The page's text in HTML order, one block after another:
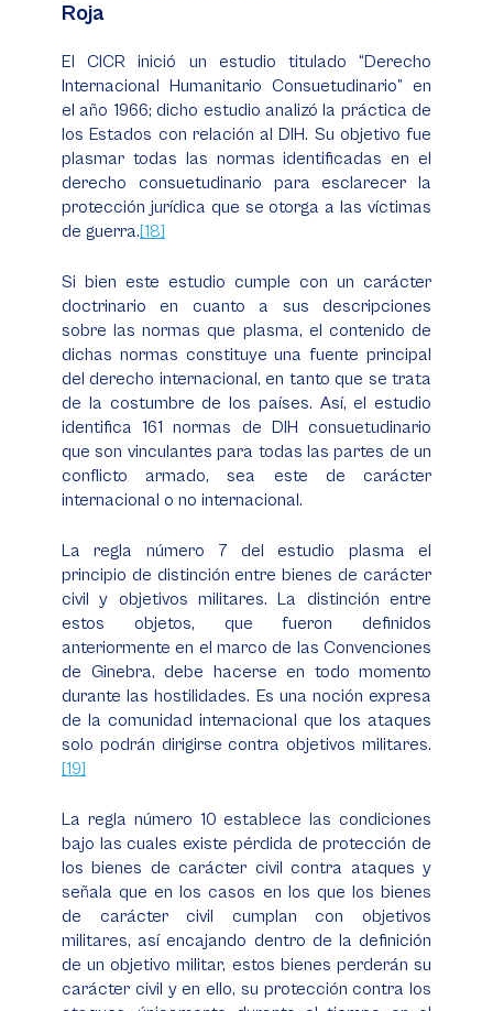
Roja
El CICR inició un estudio titulado “Derecho
Internacional Humanitario Consuetudinario” en
el año 1966; dicho estudio analizó la práctica de
los Estados con relación al DIH. Su objetivo fue
plasmar todas las normas identificadas en el
derecho consuetudinario para esclarecer la
protección jurídica que se otorga a las víctimas
de guerra.[18]
Si bien este estudio cumple con un carácter
doctrinario en cuanto a sus descripciones
sobre las normas que plasma, el contenido de
dichas normas constituye una fuente principal
del derecho internacional, en tanto que se trata
de la costumbre de los países. Así, el estudio
identifica 161 normas de DIH consuetudinario
que son vinculantes para todas las partes de un
conflicto armado, sea este de carácter
internacional o no internacional.
La regla número 7 del estudio plasma el
principio de distinción entre bienes de carácter
civil y objetivos militares. La distinción entre
estos objetos, que fueron definidos
anteriormente en el marco de las Convenciones
de Ginebra, debe hacerse en todo momento
durante las hostilidades. Es una noción expresa
de la comunidad internacional que los ataques
solo podrán dirigirse contra objetivos militares.
[19]
La regla número 10 establece las condiciones
bajo las cuales existe pérdida de protección de
los bienes de carácter civil contra ataques y
señala que en los casos en los que los bienes
de carácter civil cumplan con objetivos
militares, así encajando dentro de la definición
de un objetivo militar, estos bienes perderán su
carácter civil y en ello, su protección contra los